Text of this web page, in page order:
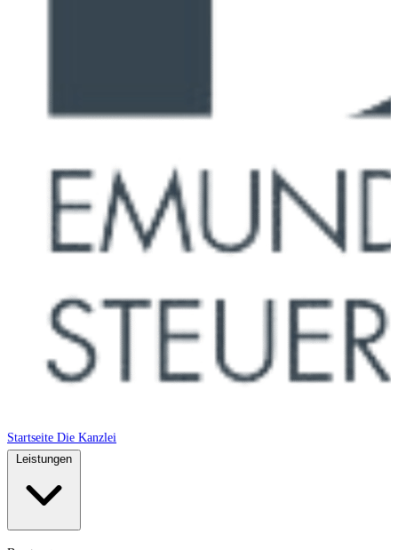
Startseite Die Kanzlei